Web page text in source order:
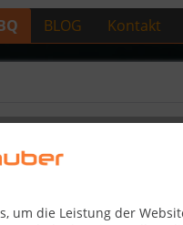
BLOG Kontakt
um die Leistung der